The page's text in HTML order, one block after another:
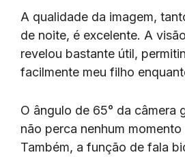
A qualidade da imagem,
de noite, é excelente. A
revelou bastante útil,
facilmente meu filho
O ângulo de 65° da câmera
não perca nenhum
Também, a função de fala